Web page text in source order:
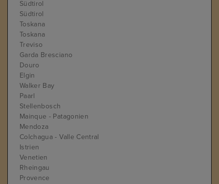
Südtirol
Südtirol
Toskana
Toskana
Treviso
Garda Bresciano
Douro
Elgin
Walker Bay
Paarl
Stellenbosch
Mainque - Patagonien
Mendoza
Colchagua - Valle Central
Istrien
Venetien
Rheingau
Provence